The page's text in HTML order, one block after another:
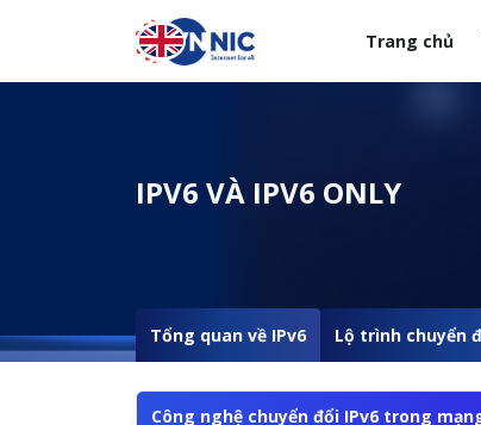
Nhảy đến nội dung
Trang chủ
Menuheader của
IPV6 VÀ IPV6 ONLY
Tổng quan về IPv6 Lộ trình chuyển
Công nghệ chuyển đổi IPv6 trong